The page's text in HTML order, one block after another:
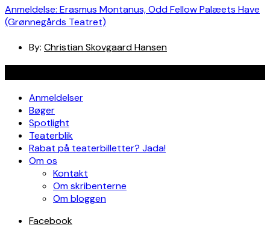
Anmeldelse: Erasmus Montanus, Odd Fellow Palæets Have
(Grønnegårds Teatret)
By: Christian Skovgaard Hansen
Anmeldelser
Bøger
Spotlight
Teaterblik
Rabat på teaterbilletter? Jada!
Om os
Kontakt
Om skribenterne
Om bloggen
Facebook